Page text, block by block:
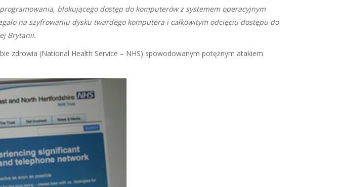
blokującego dostęp do komputerów z systemem operacyjnym
na szyfrowaniu dysku twardego komputera i całkowitym odcięciu dostępu do
Brytanii.
zdrowia (National Health Service – NHS) spowodowanym potężnym atakiem